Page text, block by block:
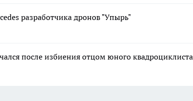
разработчика дронов "Упырь"
после избиения отцом юного квадроциклиста